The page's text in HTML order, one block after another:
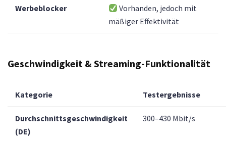
Werbeblocker
Vorhanden, jedoch mit
mäßiger Effektivität
Geschwindigkeit & Streaming-Funktionalität
Kategorie Testergebnisse
Durchschnittsgeschwindigkeit
(DE)
300–430 Mbit/s